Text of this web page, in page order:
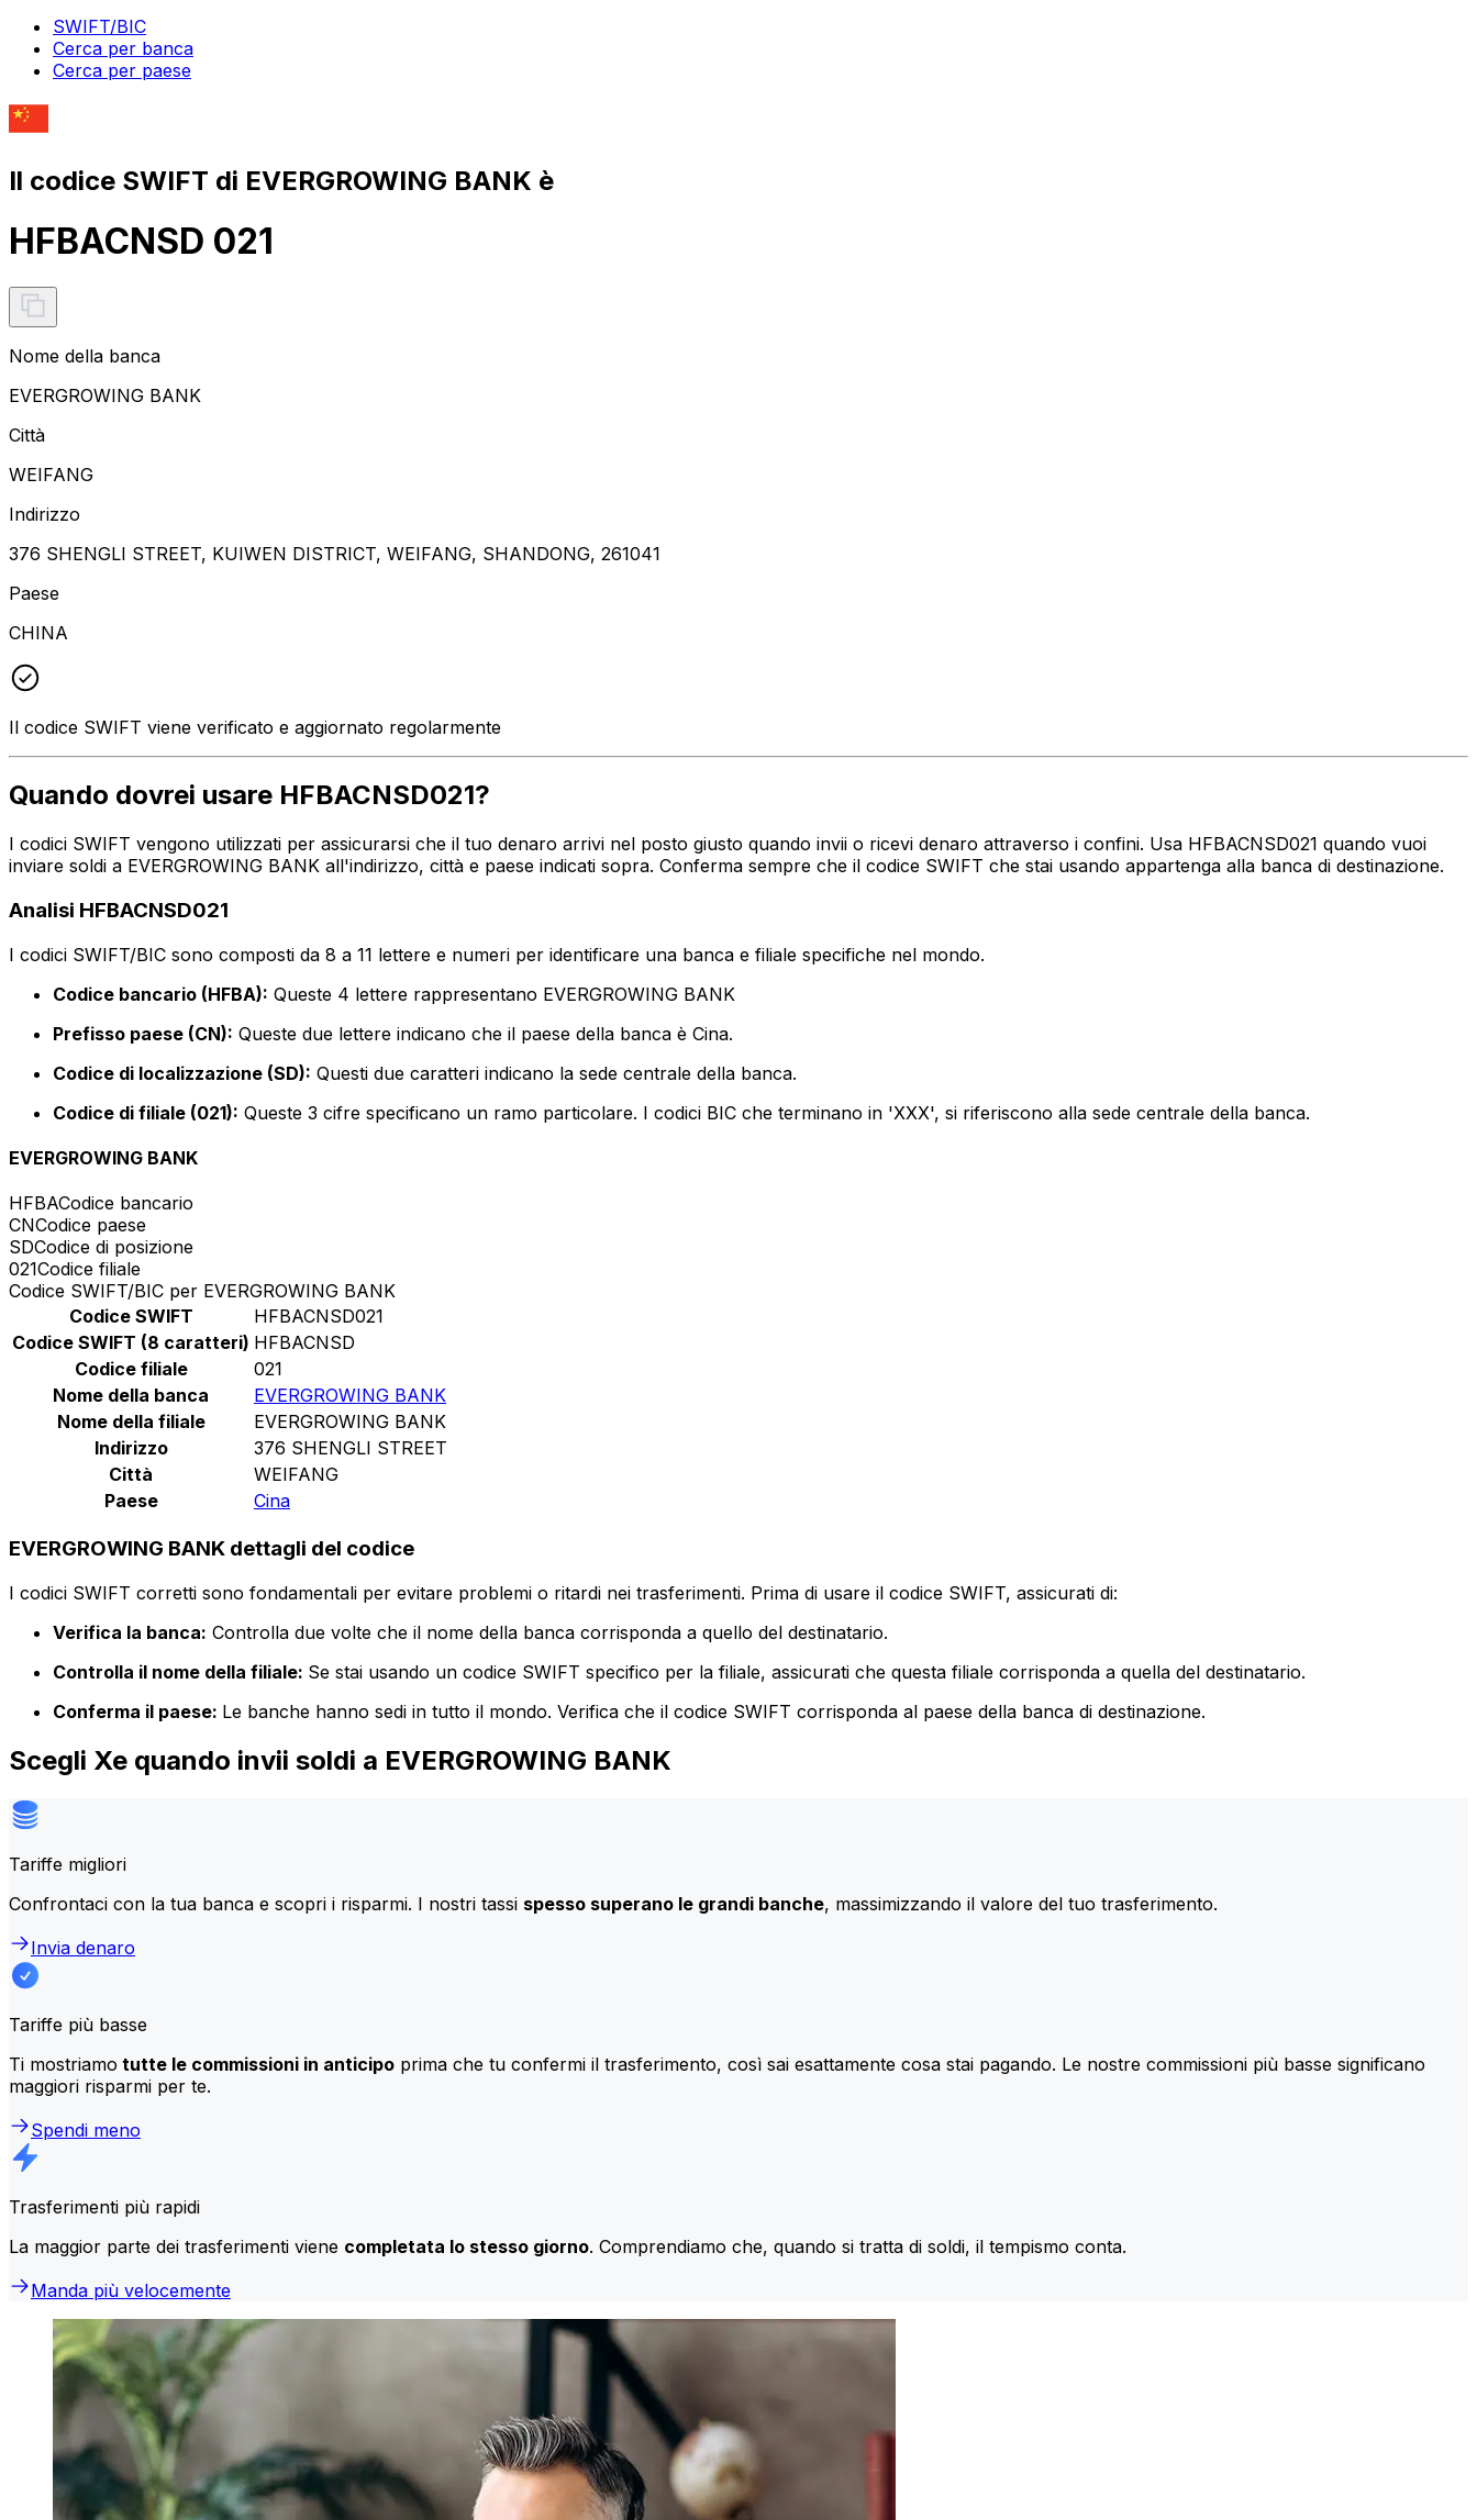
SWIFT/BIC
Cerca per banca
Cerca per paese
Il codice SWIFT di EVERGROWING BANK è
HFBACNSD 021
Nome della banca
EVERGROWING BANK
Città
WEIFANG
Indirizzo
376 SHENGLI STREET, KUIWEN DISTRICT, WEIFANG, SHANDONG, 261041
Paese
CHINA
Il codice SWIFT viene verificato e aggiornato regolarmente
Quando dovrei usare HFBACNSD021?
I codici SWIFT vengono utilizzati per assicurarsi che il tuo denaro arrivi nel posto giusto quando invii o ricevi denaro attraverso i confini. Usa HFBACNSD021 quando vuoi
inviare soldi a EVERGROWING BANK all'indirizzo, città e paese indicati sopra. Conferma sempre che il codice SWIFT che stai usando appartenga alla banca di destinazione.
Analisi HFBACNSD021
I codici SWIFT/BIC sono composti da 8 a 11 lettere e numeri per identificare una banca e filiale specifiche nel mondo.
Codice bancario (HFBA): Queste 4 lettere rappresentano EVERGROWING BANK
Prefisso paese (CN): Queste due lettere indicano che il paese della banca è Cina.
Codice di localizzazione (SD): Questi due caratteri indicano la sede centrale della banca.
Codice di filiale (021): Queste 3 cifre specificano un ramo particolare. I codici BIC che terminano in 'XXX', si riferiscono alla sede centrale della banca.
EVERGROWING BANK
HFBACodice bancario
CNCodice paese
SDCodice di posizione
021Codice filiale
Codice SWIFT/BIC per EVERGROWING BANK
Codice SWIFT
HFBACNSD021
Codice SWIFT (8 caratteri) HFBACNSD
Codice filiale
021
Nome della banca
EVERGROWING BANK
Nome della filiale
EVERGROWING BANK
Indirizzo
376 SHENGLI STREET
Città
WEIFANG
Paese
Cina
EVERGROWING BANK dettagli del codice
I codici SWIFT corretti sono fondamentali per evitare problemi o ritardi nei trasferimenti. Prima di usare il codice SWIFT, assicurati di:
Verifica la banca: Controlla due volte che il nome della banca corrisponda a quello del destinatario.
Controlla il nome della filiale: Se stai usando un codice SWIFT specifico per la filiale, assicurati che questa filiale corrisponda a quella del destinatario.
Conferma il paese: Le banche hanno sedi in tutto il mondo. Verifica che il codice SWIFT corrisponda al paese della banca di destinazione.
Scegli Xe quando invii soldi a EVERGROWING BANK
Tariffe migliori
Confrontaci con la tua banca e scopri i risparmi. I nostri tassi spesso superano le grandi banche, massimizzando il valore del tuo trasferimento.
Invia denaro
Tariffe più basse
Ti mostriamo tutte le commissioni in anticipo prima che tu confermi il trasferimento, così sai esattamente cosa stai pagando. Le nostre commissioni più basse significano
maggiori risparmi per te.
Spendi meno
Trasferimenti più rapidi
La maggior parte dei trasferimenti viene completata lo stesso giorno. Comprendiamo che, quando si tratta di soldi, il tempismo conta.
Manda più velocemente